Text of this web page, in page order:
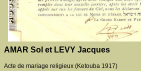
AMAR Sol et LEVY Jacques
Acte de mariage religieux (Ketouba 1917)